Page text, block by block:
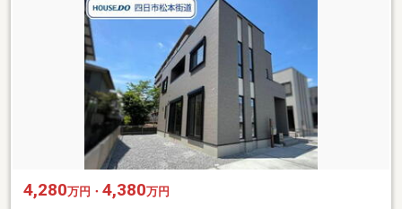
4,280万円・ 4,380万円